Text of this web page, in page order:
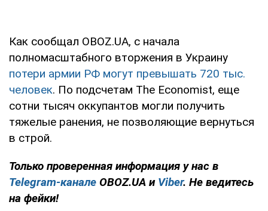
Как сообщал OBOZ.UA, с начала
полномасштабного вторжения в Украину
потери армии РФ могут превышать 720 тыс.
человек. По подсчетам The Economist, еще
сотни тысяч оккупантов могли получить
тяжелые ранения, не позволяющие вернуться
в строй.
Только проверенная информация у нас в
Telegram-канале OBOZ.UA и Viber. Не ведитесь
на фейки!